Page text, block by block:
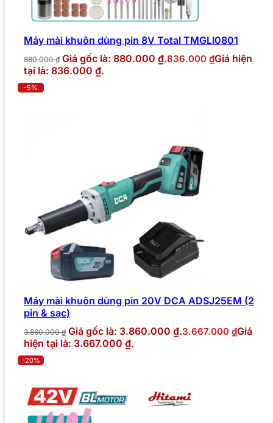
Máy mài khuôn dùng pin 8V Total TMGLI0801
880.000₫ Giá gốc là: 880.000 ₫.836.000 ₫Giá hiện
tại là: 836.000 ₫.
-5%
Máy mài khuôn dùng pin 20V DCA ADSJ25EM (2
pin & sạc)
3.860.000₫ Giá gốc là: 3.860.000 ₫.3.667.000 ₫Giá
hiện tại là: 3.667.000 ₫.
-20%